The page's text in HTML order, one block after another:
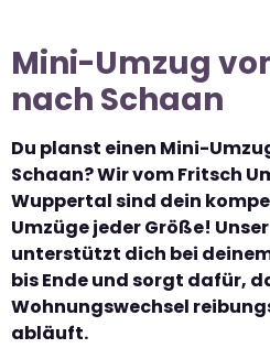
Mini-Umzug
nach Schaan
Du planst einen Mini-
Schaan? Wir vom Fritsch
Wuppertal sind dein
Umzüge jeder Größe!
unterstützt dich bei
bis Ende und sorgt dafür,
Wohnungswechsel
abläuft.